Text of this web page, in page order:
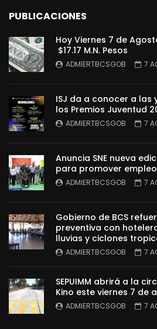
PUBLICACIONES
Hoy Viernes 7 de
$17.17 M.N. Pesos
ADMIERTBCSGOB 7
ISJ da a conocer a las
los Premios Juventud
ADMIERTBCSGOB 7
Anuncia SNE nueva
para promover
ADMIERTBCSGOB 7
Gobierno de BCS
preventiva con
lluvias y ciclones
ADMIERTBCSGOB 7
SEPUIMM abrirá a la
Kino este viernes 7 de
ADMIERTBCSGOB 7